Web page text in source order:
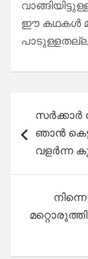
ഈ കഥകൾ
സർക്കാർ
ഞാൻ
വളർന്ന